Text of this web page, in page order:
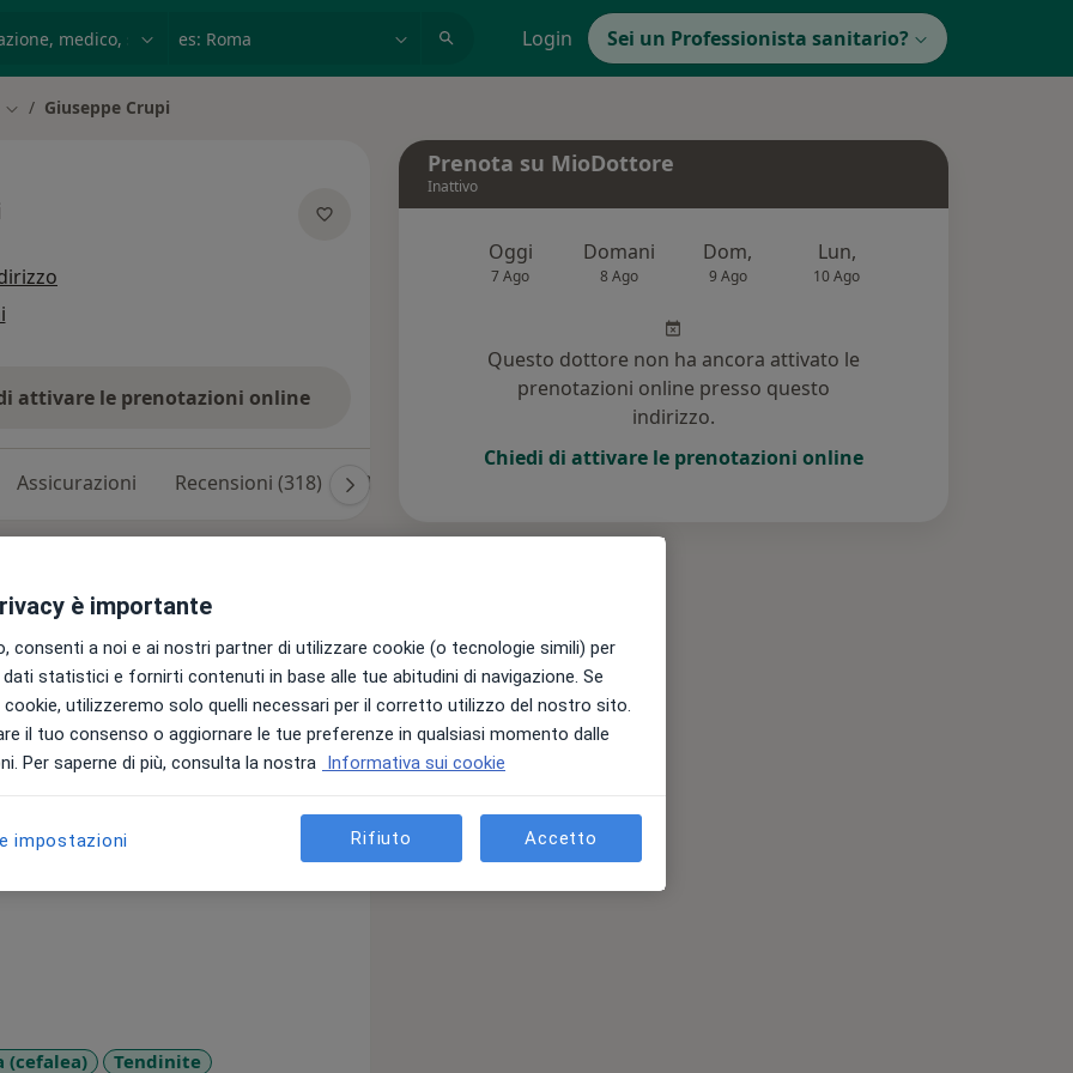
Login Sei un Professionista sanitario?
Cambia città
Giuseppe Crupi
attivare le prenotazioni online
Assicurazioni Recensioni (318) Risposte ai pazienti (11)
mie competenze come
a raggiungere il benessere fisico
nel settore, mi impegno a
a ciascun cliente che si rivolge a
insieme, considerando non solo i
Attraverso una valutazione
piano di trattamento mirato per
(cefalea)
Tendinite
Prenota su MioDottore
Inattivo
Oggi
7 Ago
Domani
8 Ago
Dom,
9 Ago
Lun,
10 Ago
Questo dottore non ha ancora attivato le
prenotazioni online presso questo
indirizzo.
Chiedi di attivare le prenotazioni online
è importante
consenti a noi e ai nostri partner di utilizzare cookie (o tecnologie simili) per
statistici e fornirti contenuti in base alle tue abitudini di navigazione. Se
utilizzeremo solo quelli necessari per il corretto utilizzo del nostro sito.
il tuo consenso o aggiornare le tue preferenze in qualsiasi momento dalle
Per saperne di più, consulta la nostra Informativa sui cookie
impostazioni Rifiuto Accetto